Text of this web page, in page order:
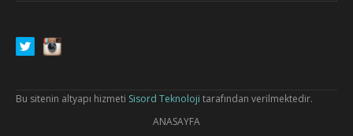
Bu sitenin altyapı hizmeti Sisord Teknoloji tarafından verilmektedir.
ANASAYFA